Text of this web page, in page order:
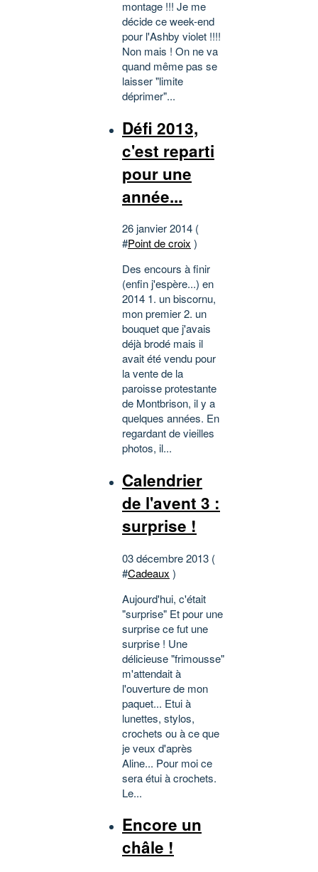
montage !!! Je me
décide ce week-end
pour l'Ashby violet !!!!
Non mais ! On ne va
quand même pas se
laisser "limite
déprimer"...
Défi 2013,
c'est reparti
pour une
année...
26 janvier 2014 (
#Point de croix )
Des encours à finir
(enfin j'espère...) en
2014 1. un biscornu,
mon premier 2. un
bouquet que j'avais
déjà brodé mais il
avait été vendu pour
la vente de la
paroisse protestante
de Montbrison, il y a
quelques années. En
regardant de vieilles
photos, il...
Calendrier
de l'avent 3 :
surprise !
03 décembre 2013 (
#Cadeaux )
Aujourd'hui, c'était
"surprise" Et pour une
surprise ce fut une
surprise ! Une
délicieuse "frimousse"
m'attendait à
l'ouverture de mon
paquet... Etui à
lunettes, stylos,
crochets ou à ce que
je veux d'après
Aline... Pour moi ce
sera étui à crochets.
Le...
Encore un
châle !